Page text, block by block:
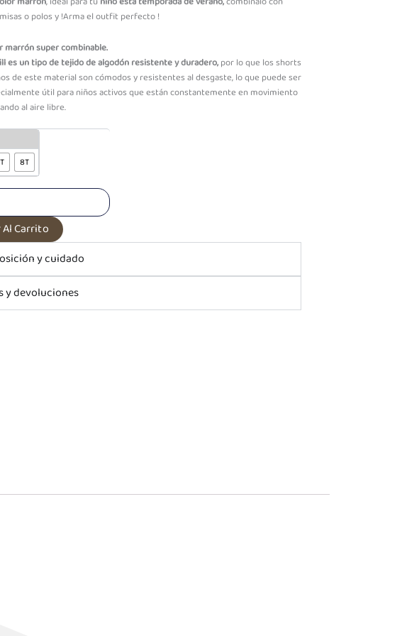
Es:
S/69.90.
o polos y !Arma el outfit perfecto !
marrón super combinable.
es un tipo de tejido de algodón resistente y duradero,por lo que los shorts
de este material son cómodos y resistentes al desgaste, lo que puede ser
útil para niños activos que están constantemente en movimiento
al aire libre.
8T
Carrito
y cuidado
y devoluciones